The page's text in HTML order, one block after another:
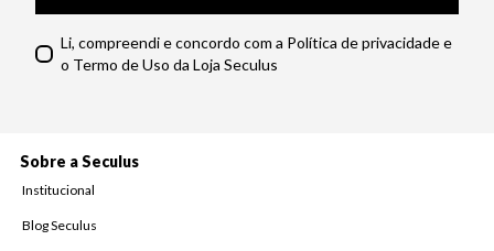
Li, compreendi e concordo com a Política de privacidade e
o Termo de Uso da Loja Seculus
Sobre a Seculus
Institucional
Blog Seculus